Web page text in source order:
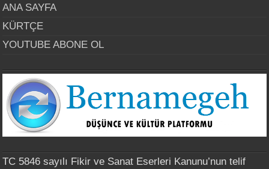
ANA SAYFA
KÜRTÇE
YOUTUBE ABONE OL
TC 5846 sayılı Fikir ve Sanat Eserleri Kanunu’nun telif